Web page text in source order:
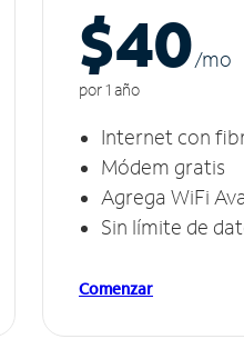
$40/mo
por 1 año
Internet con
Módem gratis
Agrega WiFi
Sin límite de
Comenzar